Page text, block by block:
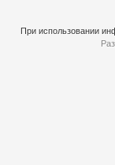
При использовании